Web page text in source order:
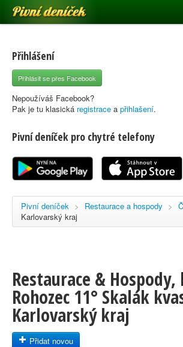
Pivní deníček
Pivní mapa
Pivní značky
Nápověda
Registrace
Přihlášení
Přihlásit se přes Facebook
Nepoužíváš Facebook?
Pak je tu klasická registrace a přihlašení.
Pivní deníček pro chytré telefony
Pivní deníček > Restaurace a hospody >
Karlovarský kraj
Restaurace &
Rohozec 11° Skalák
Karlovarský kraj
Přidat novou